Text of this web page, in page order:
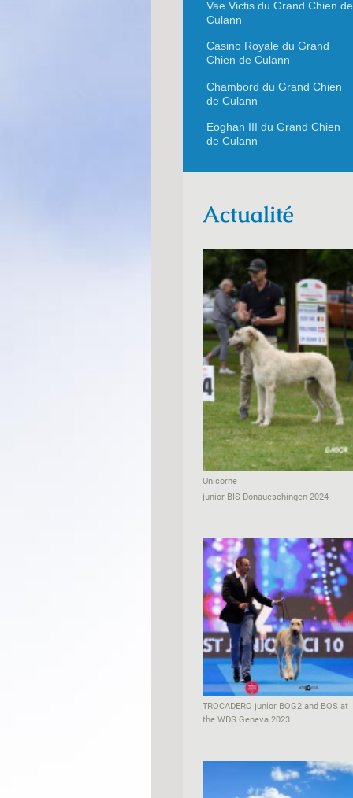
Vae Victis du Grand Chien de
Culann
Casino Royale du Grand
Chien de Culann
Chambord du Grand Chien
de Culann
Eoghan III du Grand Chien
de Culann
Actualité
Unicorne
junior BIS Donaueschingen 2024
TROCADERO junior BOG2 and BOS at
the WDS Geneva 2023